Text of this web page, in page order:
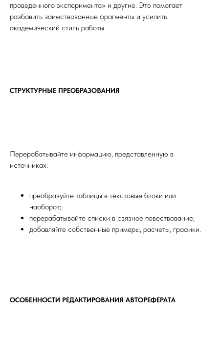
проведенного эксперимента» и другие. Это помогает
разбавить заимствованные фрагменты и усилить
академический стиль работы.
СТРУКТУРНЫЕ ПРЕОБРАЗОВАНИЯ
Перерабатывайте информацию, представленную в
источниках:
преобразуйте таблицы в текстовые блоки или
наоборот;
перерабатывайте списки в связное повествование;
добавляйте собственные примеры, расчеты, графики.
ОСОБЕННОСТИ РЕДАКТИРОВАНИЯ АВТОРЕФЕРАТА